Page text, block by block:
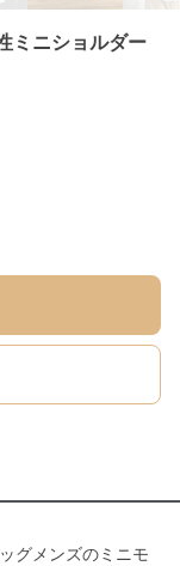
ミニショルダー
グメンズのミニモ